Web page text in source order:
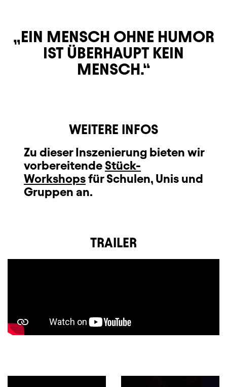
EIN MENSCH OHNE HUMOR
IST ÜBERHAUPT KEIN
MENSCH.
WEITERE INFOS
Zu dieser Inszenierung bieten wir
vorbereitende Stück-
Workshopsfür Schulen, Unis und
Gruppen an.
TRAILER